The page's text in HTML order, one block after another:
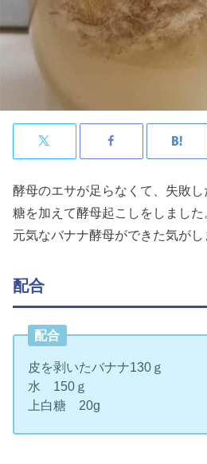
酵母のエサが足らなくて、失敗
糖を加えて酵母起こしをしまし
元気なバナナ酵母ができた気がし
配合
配合
皮を剥いたバナナ130ｇ
水 150ｇ
上白糖 20g